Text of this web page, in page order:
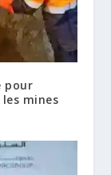
pour
mines